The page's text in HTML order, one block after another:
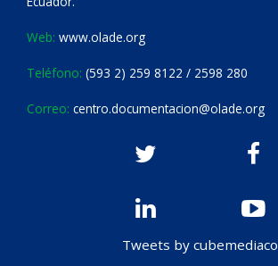
Web: www.olade.org
Teléfono: (593 2) 259 8122 / 2598 280
Correo: centro.documentacion@olade.org
Tweets by cubemediaco